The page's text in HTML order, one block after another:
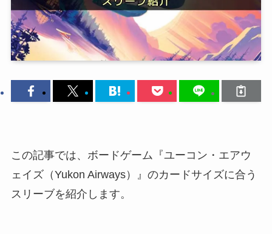
この記事では、ボードゲーム『ユーコン・エアウ
ェイズ（Yukon Airways）』のカードサイズに合う
スリーブを紹介します。